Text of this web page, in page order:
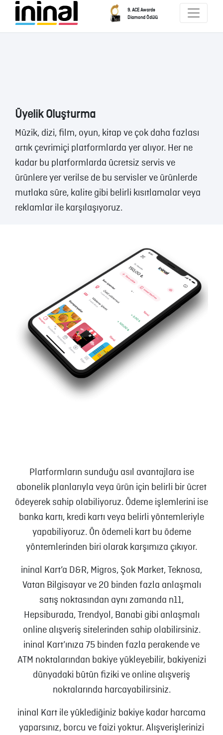
9. ACE Awards
Diamond Ödülü
Üyelik Oluşturma
Müzik, dizi, film, oyun, kitap ve çok daha fazlası
artık çevrimiçi platformlarda yer alıyor. Her ne
kadar bu platformlarda ücretsiz servis ve
ürünlere yer verilse de bu servisler ve ürünlerde
mutlaka süre, kalite gibi belirli kısıtlamalar veya
reklamlar ile karşılaşıyoruz.
Platformların sunduğu asıl avantajlara ise
abonelik planlarıyla veya ürün için belirli bir ücret
ödeyerek sahip olabiliyoruz. Ödeme işlemlerini ise
banka kartı, kredi kartı veya belirli yöntemleriyle
yapabiliyoruz. Ön ödemeli kart bu ödeme
yöntemlerinden biri olarak karşımıza çıkıyor.
ininal Kart’a D&R, Migros, Şok Market, Teknosa,
Vatan Bilgisayar ve 20 binden fazla anlaşmalı
satış noktasından aynı zamanda n11,
Hepsiburada, Trendyol, Banabi gibi anlaşmalı
online alışveriş sitelerinden sahip olabilirsiniz.
ininal Kart’ınıza 75 binden fazla perakende ve
ATM noktalarından bakiye yükleyebilir, bakiyenizi
dünyadaki bütün fiziki ve online alışveriş
noktalarında harcayabilirsiniz.
ininal Kart ile yüklediğiniz bakiye kadar harcama
yaparsınız, borcu ve faizi yoktur. Alışverişlerinizi